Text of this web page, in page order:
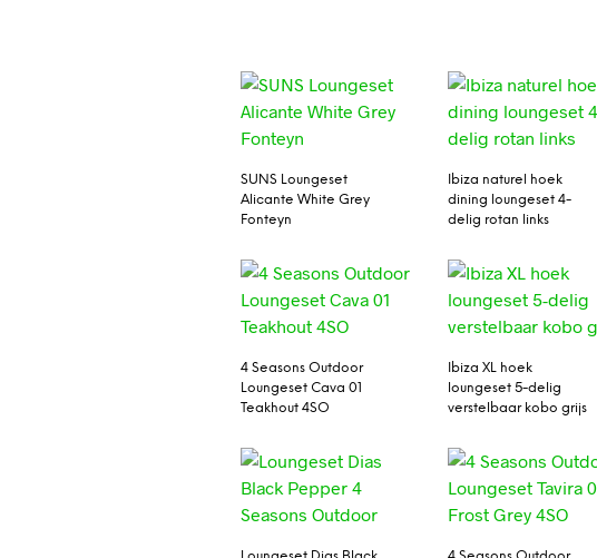
SUNS Loungeset
Alicante White Grey
Fonteyn
Ibiza naturel hoek
dining loungeset 4-
delig rotan links
4 Seasons Outdoor
Loungeset Cava 01
Teakhout 4SO
Ibiza XL hoek
loungeset 5-delig
verstelbaar kobo grijs